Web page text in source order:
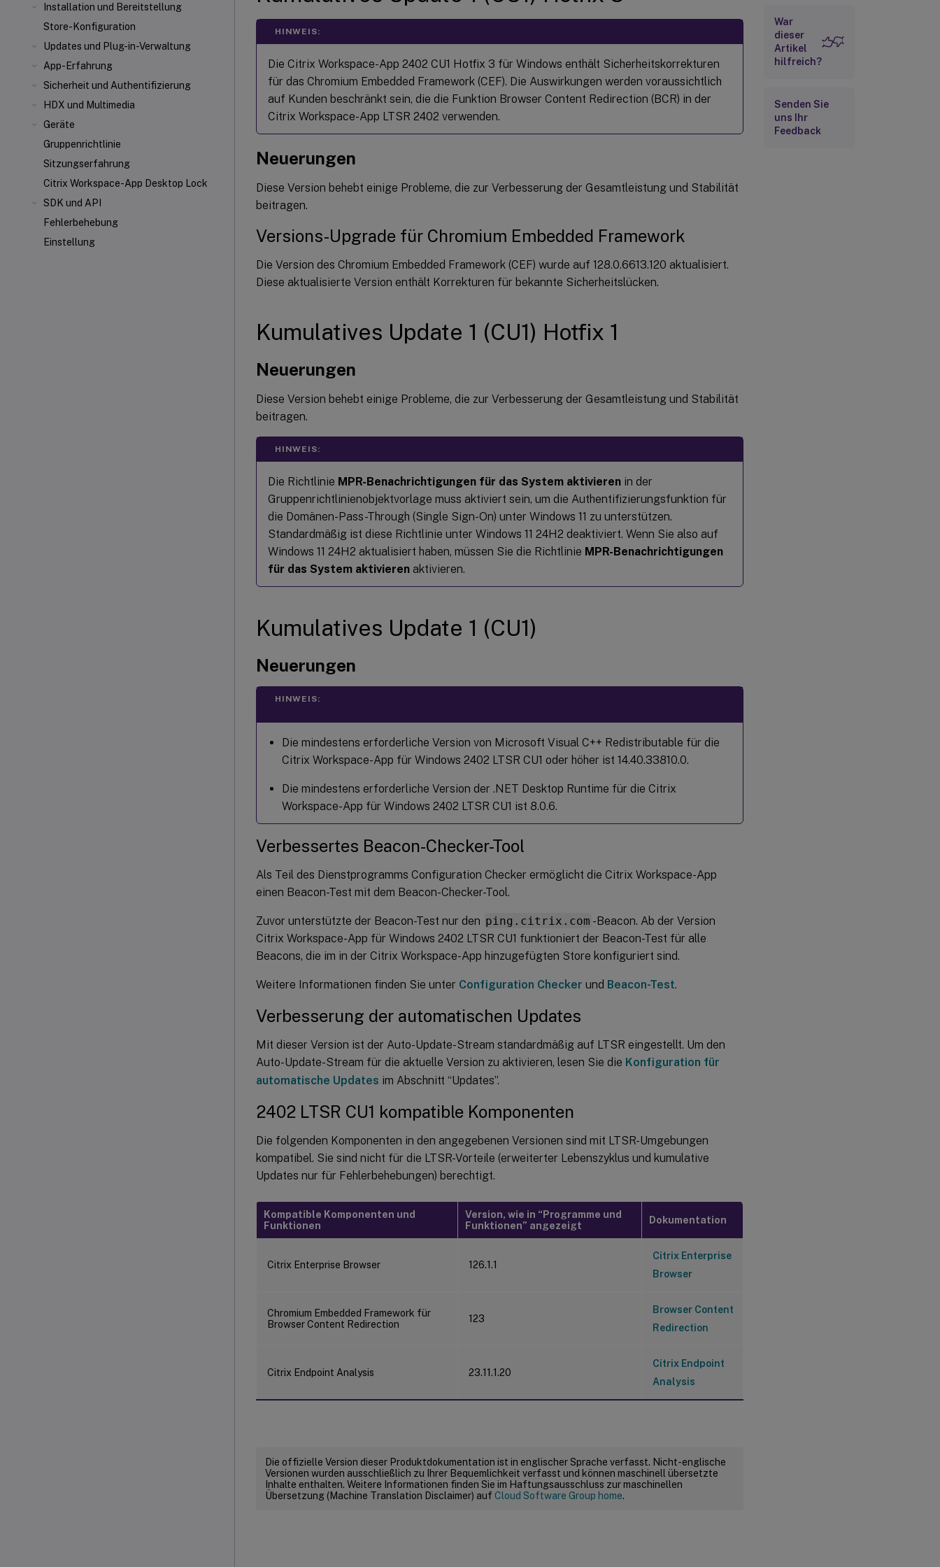
Installation und Bereitstellung
Store-Konfiguration
Updates und Plug-in-Verwaltung
App-Erfahrung
Sicherheit und Authentifizierung
HDX und Multimedia
Geräte
Gruppenrichtlinie
Sitzungserfahrung
Citrix Workspace-App Desktop Lock
SDK und API
Fehlerbehebung
Einstellung
HINWEIS:
Die Citrix Workspace-App 2402 CU1 Hotfix 3 für Windows enthält Sicherheitskorrekturen
für das Chromium Embedded Framework (CEF). Die Auswirkungen werden voraussichtlich
auf Kunden beschränkt sein, die die Funktion Browser Content Redirection (BCR) in der
Citrix Workspace-App LTSR 2402 verwenden.
Neuerungen
Diese Version behebt einige Probleme, die zur Verbesserung der Gesamtleistung und Stabilität
beitragen.
Versions-Upgrade für Chromium Embedded Framework
Die Version des Chromium Embedded Framework (CEF) wurde auf 128.0.6613.120 aktualisiert.
Diese aktualisierte Version enthält Korrekturen für bekannte Sicherheitslücken.
Kumulatives Update 1 (CU1) Hotfix 1
Neuerungen
Diese Version behebt einige Probleme, die zur Verbesserung der Gesamtleistung und Stabilität
beitragen.
HINWEIS:
Die Richtlinie MPR-Benachrichtigungen für das System aktivieren in der
Gruppenrichtlinienobjektvorlage muss aktiviert sein, um die Authentifizierungsfunktion für
die Domänen-Pass-Through (Single Sign-On) unter Windows 11 zu unterstützen.
Standardmäßig ist diese Richtlinie unter Windows 11 24H2 deaktiviert. Wenn Sie also auf
Windows 11 24H2 aktualisiert haben, müssen Sie die Richtlinie MPR-Benachrichtigungen
für das System aktivieren aktivieren.
Kumulatives Update 1 (CU1)
Neuerungen
HINWEIS:
Die mindestens erforderliche Version von Microsoft Visual C++ Redistributable für die
Citrix Workspace-App für Windows 2402 LTSR CU1 oder höher ist 14.40.33810.0.
Die mindestens erforderliche Version der .NET Desktop Runtime für die Citrix
Workspace-App für Windows 2402 LTSR CU1 ist 8.0.6.
Verbessertes Beacon-Checker-Tool
Als Teil des Dienstprogramms Configuration Checker ermöglicht die Citrix Workspace-App
einen Beacon-Test mit dem Beacon-Checker-Tool.
Zuvor unterstützte der Beacon-Test nur den ping.citrix.com -Beacon. Ab der Version
Citrix Workspace-App für Windows 2402 LTSR CU1 funktioniert der Beacon-Test für alle
Beacons, die im in der Citrix Workspace-App hinzugefügten Store konfiguriert sind.
Weitere Informationen finden Sie unter Configuration Checker und Beacon-Test.
Verbesserung der automatischen Updates
Mit dieser Version ist der Auto-Update-Stream standardmäßig auf LTSR eingestellt. Um den
Auto-Update-Stream für die aktuelle Version zu aktivieren, lesen Sie die Konfiguration für
automatische Updates im Abschnitt “Updates”.
2402 LTSR CU1 kompatible Komponenten
Die folgenden Komponenten in den angegebenen Versionen sind mit LTSR-Umgebungen
kompatibel. Sie sind nicht für die LTSR-Vorteile (erweiterter Lebenszyklus und kumulative
Updates nur für Fehlerbehebungen) berechtigt.
Kompatible Komponenten und
Funktionen
Version, wie in “Programme und
Funktionen” angezeigt
Dokumentation
Citrix Enterprise Browser 126.1.1
Citrix Enterprise
Browser
Chromium Embedded Framework für
Browser Content Redirection
123
Browser Content
Redirection
Citrix Endpoint Analysis 23.11.1.20
Citrix Endpoint
Analysis
Die offizielle Version dieser Produktdokumentation ist in englischer Sprache verfasst. Nicht-englische
Versionen wurden ausschließlich zu Ihrer Bequemlichkeit verfasst und können maschinell übersetzte
Inhalte enthalten. Weitere Informationen finden Sie im Haftungsausschluss zur maschinellen
Übersetzung (Machine Translation Disclaimer) auf Cloud Software Group home.
War
dieser
Artikel
hilfreich?
Senden Sie
uns Ihr
Feedback